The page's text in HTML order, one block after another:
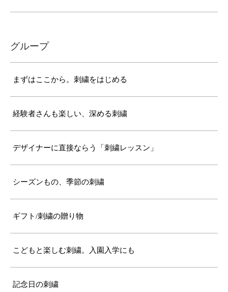
グループ
まずはここから。刺繍をはじめる
経験者さんも楽しい、深める刺繍
デザイナーに直接ならう「刺繍レッスン」
シーズンもの、季節の刺繍
ギフト/刺繍の贈り物
こどもと楽しむ刺繍。入園入学にも
記念日の刺繍